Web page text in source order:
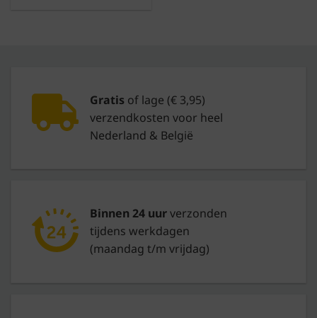
Gratis of lage (€ 3,95)
verzendkosten voor heel
Nederland & België
Binnen 24 uurverzonden
tijdens werkdagen
(maandag t/m vrijdag)